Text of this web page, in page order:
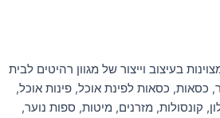
מצוינות בעיצוב וייצור של מגוון רהיטים לבית
כסאות לפינת אוכל, פינות אוכל,
קונסולות, מזרנים, מיטות, ספות נוער,